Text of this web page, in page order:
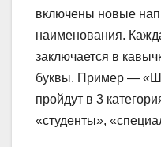
включены новые
наименования.
заключается в
буквы. Пример —
пройдут в 3
«студенты»,